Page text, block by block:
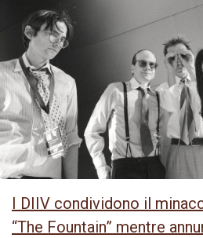
I DIIV condividono il
“The Fountain” mentre